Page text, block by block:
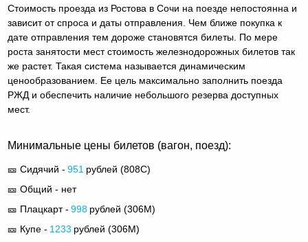
Стоимость проезда из Ростова в Сочи на поезде непостоянна и
зависит от спроса и даты отправления. Чем ближе покупка к
дате отправления тем дороже становятся билеты. По мере
роста занятости мест стоимость железнодорожных билетов так
же растет. Такая система называется динамическим
ценообразованием. Ее цель максимально заполнить поезда
РЖД и обеспечить наличие небольшого резерва доступных
мест.
Минимальные цены билетов (вагон, поезд):
🎫 Сидячий - 951 рублей (808С)
🎫 Общий - нет
🎫 Плацкарт - 998 рублей (306М)
🎫 Купе - 1233 рублей (306М)